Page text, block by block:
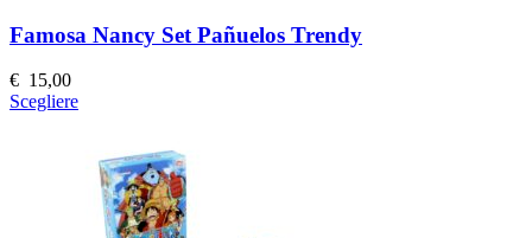
Famosa Nancy Set Pañuelos Trendy
€ 15,00
ScegliereQuesto
più
varianti.
opzioni